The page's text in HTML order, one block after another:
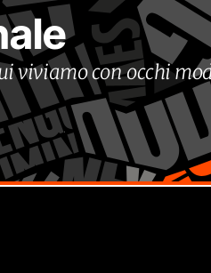
viviamo con occhi